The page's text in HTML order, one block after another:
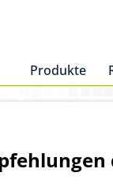
Produkte